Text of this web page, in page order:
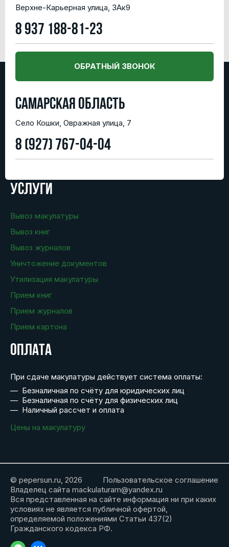
Верхне-Карьерная улица, 3Ак9
8 937 188-81-23
ОБРАТНЫЙ ЗВОНОК
Самарская область
Село Кошки, Овражная улица, 7
8 (927) 767-04-04
Услуги
Вывоз макулатуры
Вывоз книг
Вывоз журналов
Уничтожение документов
Утилизация макулатуры
Прием книг
Прием журналов
Прием картона
Оплата
При сдаче макулатуры действует система оплаты:
Безналичная по счёту для юридических лиц
Безналичная по счёту для физических лиц
Наличный рассчет и оплата
Цены на макулатуру
© pepersun.ru, 2026
Пользовательское соглашение
Владелец сайта mackulaturam@yandex.ru
Вся представленная на сайте информация ни при каких
условиях не является публичной офертой,
определяемой положениями Статьи 437(2)
Гражданского кодекса РФ.